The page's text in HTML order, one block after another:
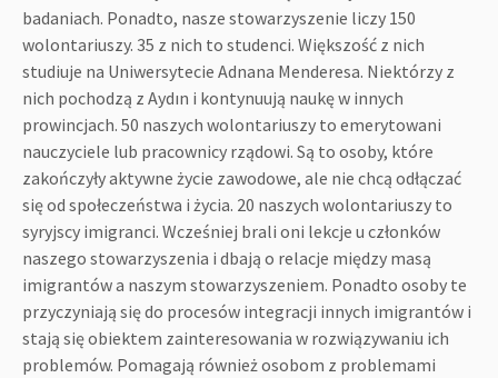
badaniach. Ponadto, nasze stowarzyszenie liczy 150
wolontariuszy. 35 z nich to studenci. Większość z nich
studiuje na Uniwersytecie Adnana Menderesa. Niektórzy z
nich pochodzą z Aydın i kontynuują naukę w innych
prowincjach. 50 naszych wolontariuszy to emerytowani
nauczyciele lub pracownicy rządowi. Są to osoby, które
zakończyły aktywne życie zawodowe, ale nie chcą odłączać
się od społeczeństwa i życia. 20 naszych wolontariuszy to
syryjscy imigranci. Wcześniej brali oni lekcje u członków
naszego stowarzyszenia i dbają o relacje między masą
imigrantów a naszym stowarzyszeniem. Ponadto osoby te
przyczyniają się do procesów integracji innych imigrantów i
stają się obiektem zainteresowania w rozwiązywaniu ich
problemów. Pomagają również osobom z problemami